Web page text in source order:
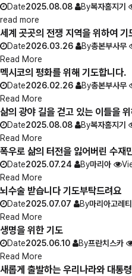
Date2025.08.08 By복자홈지기
read more
세계 곳곳의 전쟁 지역을 위하여 기
Date2026.03.26 By총본부사무
Read More
멕시코의 평화를 위해 기도합니다.
Date2026.02.26 By총본부사무
Read More
삶의 광야 길을 걷고 있는 이들을
Date2025.08.08 By복자홈지기
Read More
폭우로 삶의 터전을 잃어버린 수재
Date2025.07.24 By마리아
Read More
뇌수술 받습니다 기도부탁드려요
Date2025.07.07 By마리아고레티
Read More
생명을 위한 기도
Date2025.06.10 By프란치스카
Read More
새롭게 출발하는 우리나라와 대통